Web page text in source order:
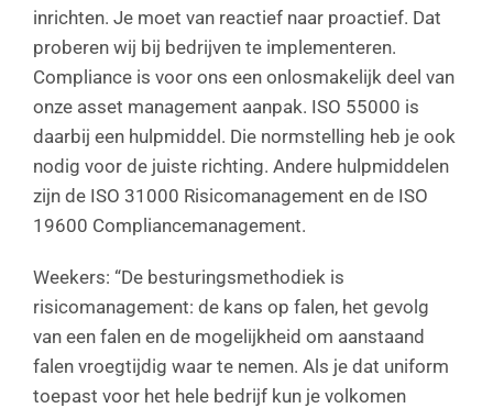
inrichten. Je moet van reactief naar proactief. Dat
proberen wij bij bedrijven te implementeren.
Compliance is voor ons een onlosmakelijk deel van
onze asset management aanpak. ISO 55000 is
daarbij een hulpmiddel. Die normstelling heb je ook
nodig voor de juiste richting. Andere hulpmiddelen
zijn de ISO 31000 Risicomanagement en de ISO
19600 Compliancemanagement.
Weekers: “De besturingsmethodiek is
risicomanagement: de kans op falen, het gevolg
van een falen en de mogelijkheid om aanstaand
falen vroegtijdig waar te nemen. Als je dat uniform
toepast voor het hele bedrijf kun je volkomen